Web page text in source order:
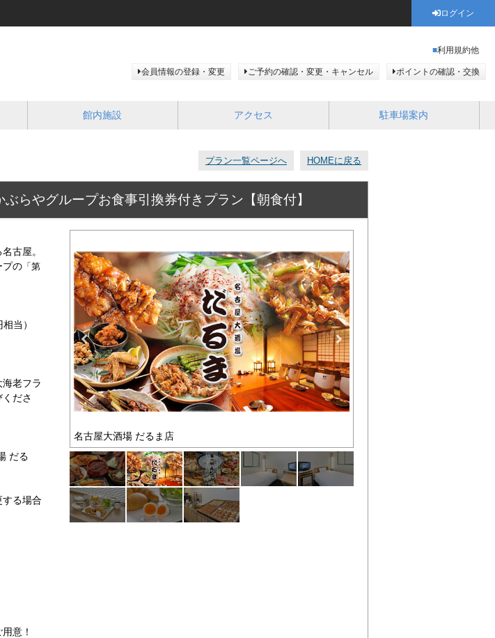
ログイン
利用規約他
会員情報の登録・変更 ご予約の確認・変更・キャンセル ポイントの確認・交換
館内施設 アクセス 駐車場案内
プラン一覧ページへ HOMEに戻る
らやグループお食事引換券付きプラン【朝食付】
古屋。
プの 「第
当）
老フラ
ださ
だる
する場合
意！
名古屋大酒場 だるま店